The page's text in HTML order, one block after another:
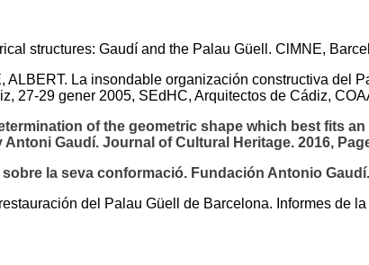
structures: Gaudí and the Palau Güell. ClMNE,
La insondable organización constructiva del
27-29 gener 2005, SEdHC, Arquitectos de Cádiz,
of the geometric shape which best fits
Gaudí. Journal of Cultural Heritage. 2016,
la seva conformació. Fundación Antonio
del Palau Güell de Barcelona. Informes de